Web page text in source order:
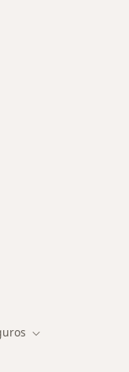
Cambiar de ciudad